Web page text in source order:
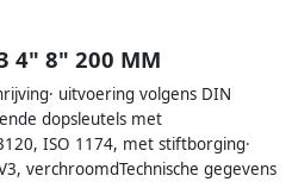
4" 8" 200 MM
uitvoering volgens DIN
dopsleutels met
ISO 1174, met stiftborging·
verchroomdTechnische gegevens